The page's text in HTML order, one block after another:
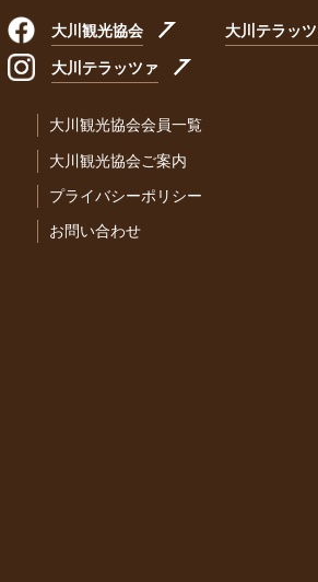
大川観光協会 大川テラッ
大川テラッツァ
大川観光協会会員一覧
大川観光協会ご案内
プライバシーポリシー
お問い合わせ